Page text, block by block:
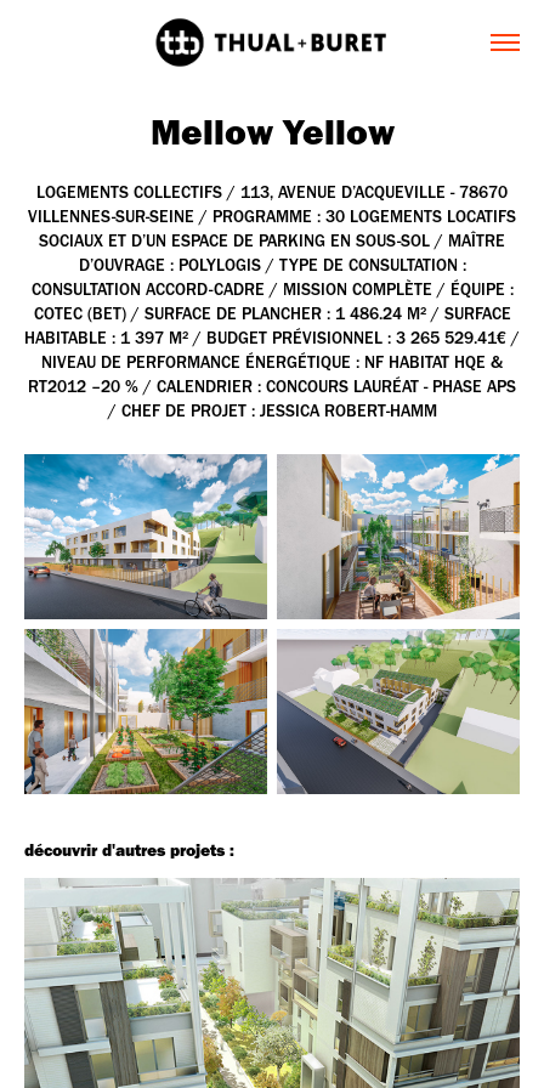
Mellow Yellow
LOGEMENTS COLLECTIFS / 113, AVENUE D’ACQUEVILLE - 78670
VILLENNES-SUR-SEINE / PROGRAMME : 30 LOGEMENTS LOCATIFS
SOCIAUX ET D’UN ESPACE DE PARKING EN SOUS-SOL / MAÎTRE
D’OUVRAGE : POLYLOGIS / TYPE DE CONSULTATION :
CONSULTATION ACCORD-CADRE / MISSION COMPLÈTE / ÉQUIPE :
COTEC (BET) / SURFACE DE PLANCHER : 1 486.24 M² / SURFACE
HABITABLE : 1 397 M² / BUDGET PRÉVISIONNEL : 3 265 529.41€ /
NIVEAU DE PERFORMANCE ÉNERGÉTIQUE : NF HABITAT HQE &
RT2012 –20 % / CALENDRIER : CONCOURS LAURÉAT - PHASE APS
/ CHEF DE PROJET : JESSICA ROBERT-HAMM
découvrir d'autres projets :